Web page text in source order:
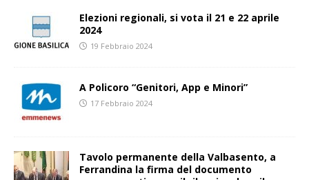
Elezioni regionali, si vota il 21 e 22 aprile
2024
19 Febbraio 2024
A Policoro “Genitori, App e Minori”
17 Febbraio 2024
Tavolo permanente della Valbasento, a
Ferrandina la firma del documento